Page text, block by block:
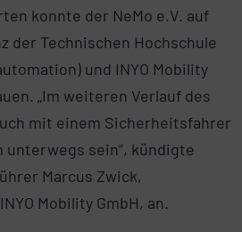
konnte der NeMo e.V. auf
der Technischen Hochschule
und INYO Mobility
„Im weiteren Verlauf des
mit einem Sicherheitsfahrer
unterwegs sein“, kündigte
Marcus Zwick,
Mobility GmbH, an.